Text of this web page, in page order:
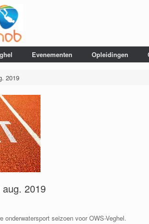
Evenementen Opleidingen
2019
2019
seizoen voor OWS-Veghel.